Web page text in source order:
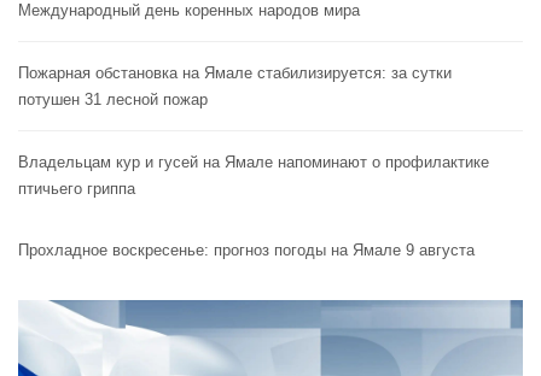
Международный день коренных народов мира
Пожарная обстановка на Ямале стабилизируется: за сутки
потушен 31 лесной пожар
Владельцам кур и гусей на Ямале напоминают o профилактике
птичьего гриппа
Прохладное воскресенье: прогноз погоды на Ямале 9 августа